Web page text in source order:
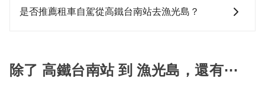
駕駛執照以及良民證外，車輛一定投保最高300萬乘客
險。最好辨別叫的車是否合法，就看車牌的開頭，只要
多個地點間來回穿梭的客戶，例如市區觀光、商務差旅
個城市到另一個城市的長途包車。
看您旅遊的目的地而定。您可以善用大眾運輸，例如：
是否推薦租車自駕從高鐵台南站去漁光島？
路邊可隨租隨借的iRent應該是你最便宜選擇。註冊完
iRent的app後，可以每小時$115~205承租小轎車，每
除了 高鐵台南站 到 漁光島，還有⋯